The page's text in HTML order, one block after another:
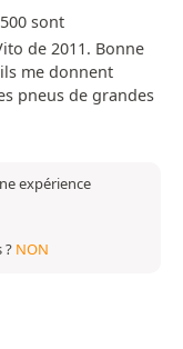
sont
de 2011. Bonne
me donnent
pneus de grandes
expérience
? NON